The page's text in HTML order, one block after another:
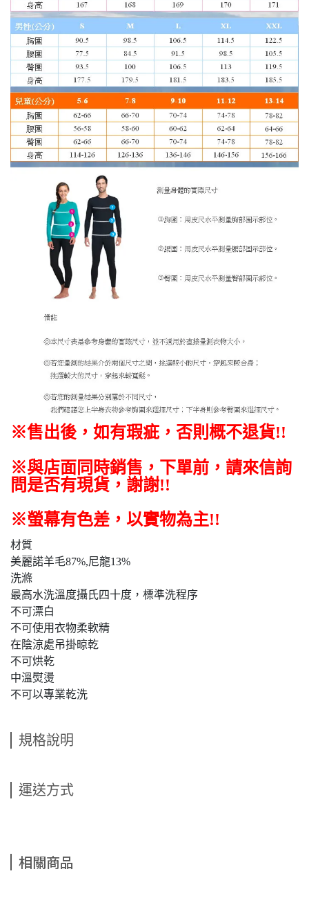
※售出後 ，如有瑕疵，否則概不退貨!!
※與店面同時銷售 ， 下單前 ， 請來信詢
問是否有現貨，謝謝!!
※螢幕有色差，以實物為主!!
材質
美麗諾羊毛87%,尼龍13%
洗滌
最高水洗溫度攝氏四十度，標準洗程序
不可漂白
不可使用衣物柔軟精
在陰涼處吊掛晾乾
不可烘乾
中溫熨燙
不可以專業乾洗
規格說明
運送方式
相關商品